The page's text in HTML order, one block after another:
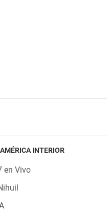
INTERIOR
en Vivo